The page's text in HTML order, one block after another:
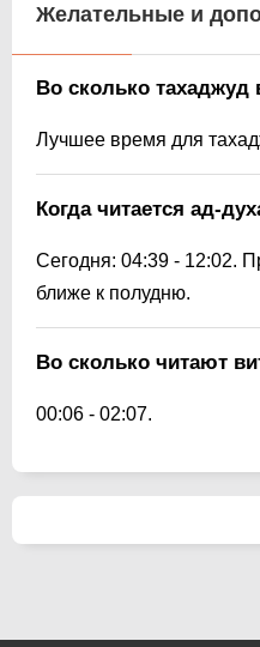
Желательные и
Во сколько тахаджуд
Лучшее время для
Когда читается ад-
Сегодня: 04:39 - 12:02.
ближе к полудню.
Во сколько читают
00:06 - 02:07.